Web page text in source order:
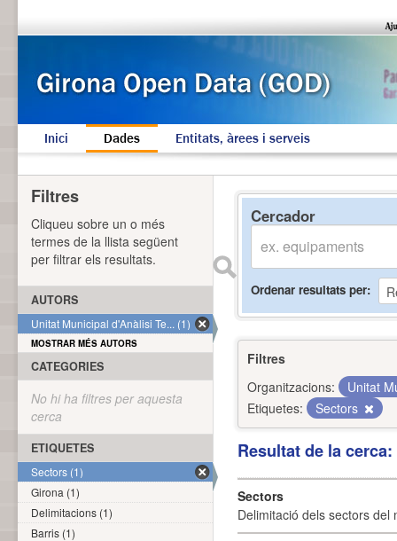
Inici Dades Entitats, àrees i serveis
Cercador
Ordenar resultats per
Filtres
Organitzacions:
Unitat
Etiquetes:
Sectors
Resultat de la
Sectors
Delimitació dels sectors del
Filtres
Cliqueu sobre un o més
termes de la llista següent
per filtrar els resultats.
AUTORS
Unitat Municipal d'Anàlisi Te... (1)
MOSTRAR MÉS AUTORS
CATEGORIES
No hi ha filtres per aquesta
cerca
ETIQUETES
Sectors (1)
Girona (1)
Delimitacions (1)
Barris (1)